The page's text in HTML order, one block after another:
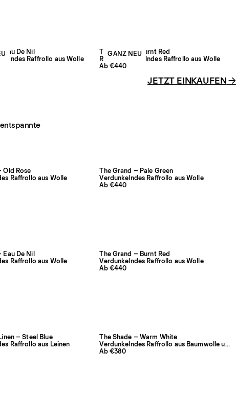
De Nil
Raffrollo aus Wolle
GANZ NEU
The Grand – Burnt Red
Raumverdunkelndes Raffrollo aus Wolle
Ab €440
JETZT EINKAUFEN→
Old Rose
Raffrollo aus Wolle
The Grand – Pale Green
Verdunkelndes Raffrollo aus Wolle
Ab €440
De Nil
Raffrollo aus Wolle
The Grand – Burnt Red
Verdunkelndes Raffrollo aus Wolle
Ab €440
– Steel Blue
Raffrollo aus Leinen
The Shade – Warm White
Verdunkelndes Raffrollo aus Baumwolle und Leinen
Ab €380